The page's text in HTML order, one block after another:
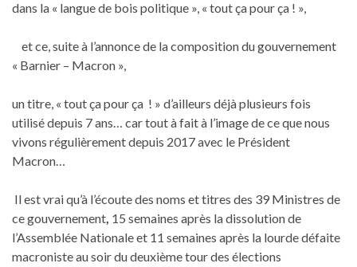
dans la « langue de bois politique », « tout ça pour ça ! »,
et ce, suite à l’annonce de la composition du gouvernement
« Barnier – Macron »,
un titre, « tout ça pour ça ! » d’ailleurs déjà plusieurs fois
utilisé depuis 7 ans… car tout à fait à l’image de ce que nous
vivons régulièrement depuis 2017 avec le Président
Macron…
Il est vrai qu’à l’écoute des noms et titres des 39 Ministres de
ce gouvernement, 15 semaines après la dissolution de
l’Assemblée Nationale et 11 semaines après la lourde défaite
macroniste au soir du deuxième tour des élections